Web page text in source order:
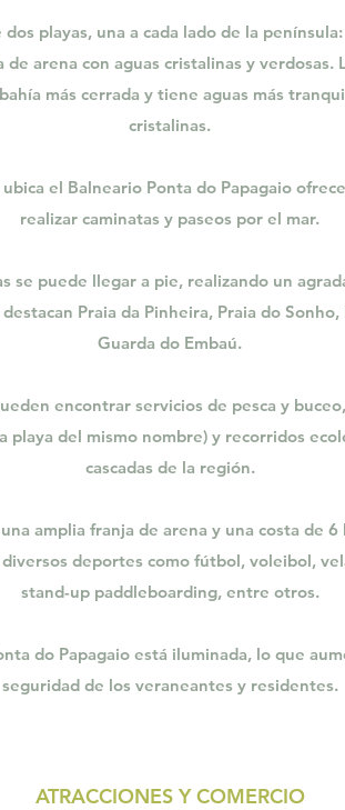
playas, una a cada lado de la
arena con aguas cristalinas y verdosas.
más cerrada y tiene aguas más
cristalinas.
el Balneario Ponta do Papagaio
realizar caminatas y paseos por el mar.
se puede llegar a pie, realizando un
Praia da Pinheira, Praia do Sonho,
Guarda do Embaú.
encontrar servicios de pesca y
playa del mismo nombre) y recorridos
cascadas de la región.
amplia franja de arena y una costa de
diversos deportes como fútbol, voleibol,
stand-up paddleboarding, entre otros.
do Papagaio está iluminada, lo que
seguridad de los veraneantes y residentes.
ATRACCIONES Y COMERCIO